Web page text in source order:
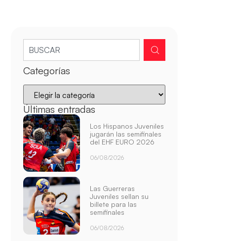
Categorías
Últimas entradas
Los Hispanos Juveniles
jugarán las semifinales
del EHF EURO 2026
06/08/2026
Las Guerreras
Juveniles sellan su
billete para las
semifinales
06/08/2026